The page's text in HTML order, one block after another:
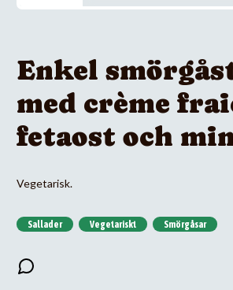
Enkel
med crème
fetaost och
Vegetarisk.
Sallader Vegetariskt Smörgåsar